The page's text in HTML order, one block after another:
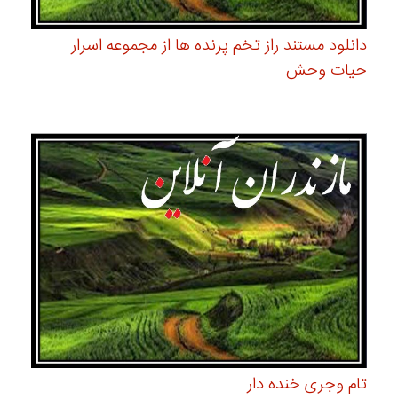
دانلود مستند راز تخم پرنده ها از مجموعه اسرار
حیات وحش
تام وجری خنده دار